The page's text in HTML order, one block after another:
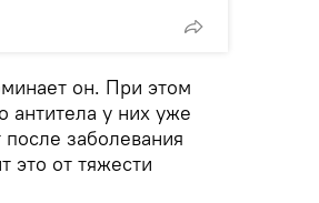
он. При этом
антитела у них уже
заболевания
это от тяжести